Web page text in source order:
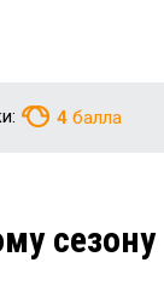
4 балла
сезону